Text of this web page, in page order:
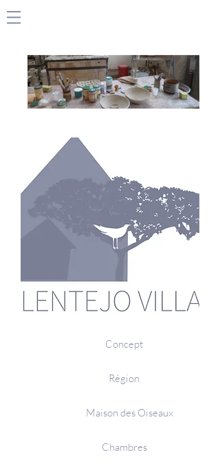
Concept
Région
Maison des Oiseaux
Chambres